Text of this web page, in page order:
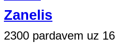
Zanelis
2300 pardavem uz